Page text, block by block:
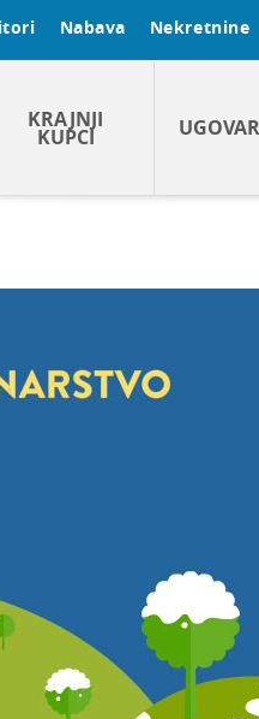
Nabava Nekretnine
KRAJNJI
KUPCI